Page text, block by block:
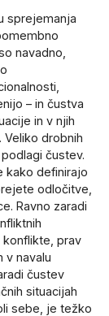
sprejemanja
navadno,
– in čustva
in v njih
drobnih
čustev.
kako definirajo
odločitve,
Ravno zaradi
konflikte, prav
v navalu
čustev
situacijah
sebe, je težko